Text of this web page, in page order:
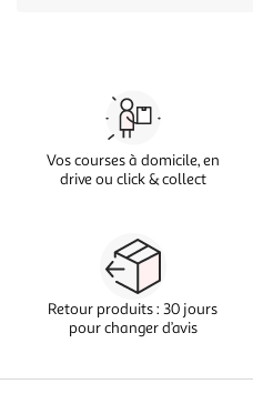
Vos courses à domicile, en
drive ou click & collect
Retour produits : 30 jours
pour changer d’avis